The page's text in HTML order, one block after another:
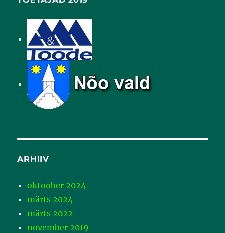
ARHIIV
oktoober 2024
märts 2024
märts 2022
november 2019